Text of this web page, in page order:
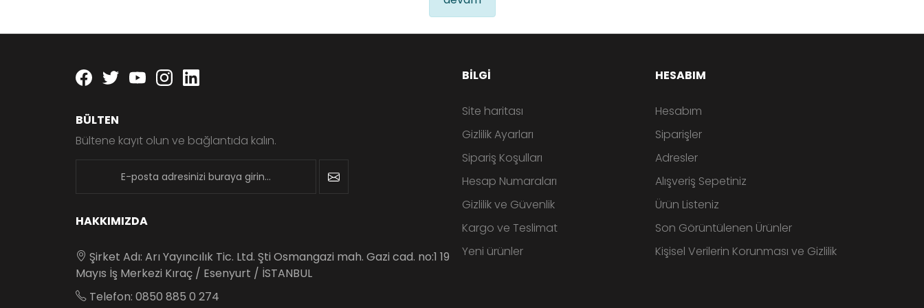
Facebook
twitteryoutubeinstagram
BÜLTEN
Bültene kayıt olun ve bağlantıda kalın.
HAKKIMIZDA
Şirket Adı: Arı Yayıncılık Tic. Ltd. Şti Osmangazi mah. Gazi cad. no:1 19
Mayıs İş Merkezi Kıraç / Esenyurt / İSTANBUL
Telefon: 0850 885 0 274
BILGI
Site haritası
Gizlilik Ayarları
Sipariş Koşulları
Hesap Numaraları
Gizlilik ve Güvenlik
Kargo ve Teslimat
Yeni ürünler
HESABIM
Hesabım
Siparişler
Adresler
Alışveriş Sepetiniz
Ürün Listeniz
Son Görüntülenen Ürünler
Kişisel Verilerin Korunması ve Gizlilik